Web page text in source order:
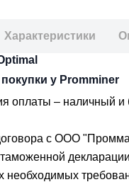
Характеристики
у Promminer
оплаты – наличный и
с ООО
необходимых